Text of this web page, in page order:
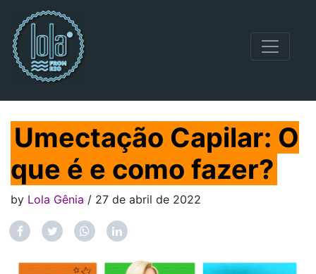
Navegação principal
Umectação Capilar: O
que é e como fazer?
by Lola Gênia / 27 de abril de 2022